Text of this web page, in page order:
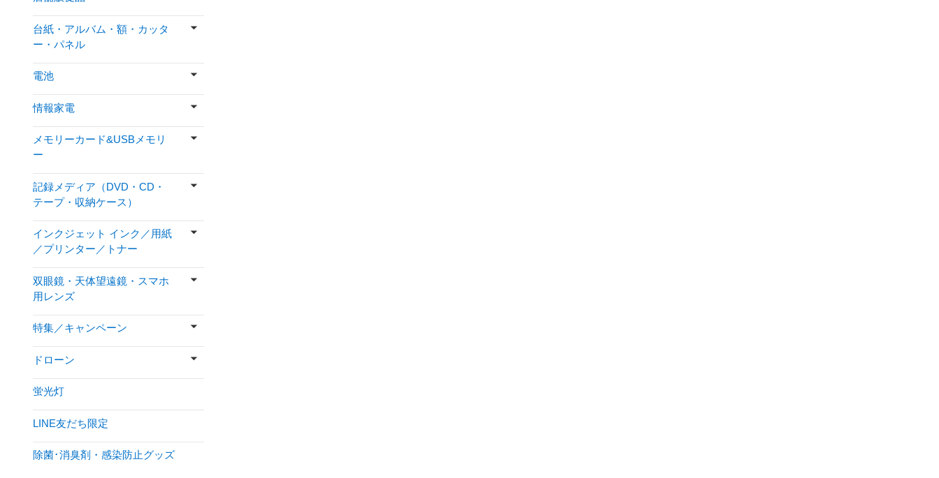
台紙・アルバム・額・カッタ
ー・パネル
電池
情報家電
メモリーカード&USBメモリ
ー
記録メディア（DVD・CD・
テープ・収納ケース）
インクジェット インク／用紙
／プリンター／トナー
双眼鏡・天体望遠鏡・スマホ
用レンズ
特集／キャンペーン
ドローン
蛍光灯
LINE友だち限定
除菌･消臭剤・感染防止グッズ